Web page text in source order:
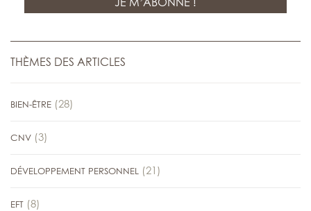
THÈMES DES ARTICLES
BIEN-ÊTRE (28)
CNV (3)
DÉVELOPPEMENT PERSONNEL (21)
EFT (8)